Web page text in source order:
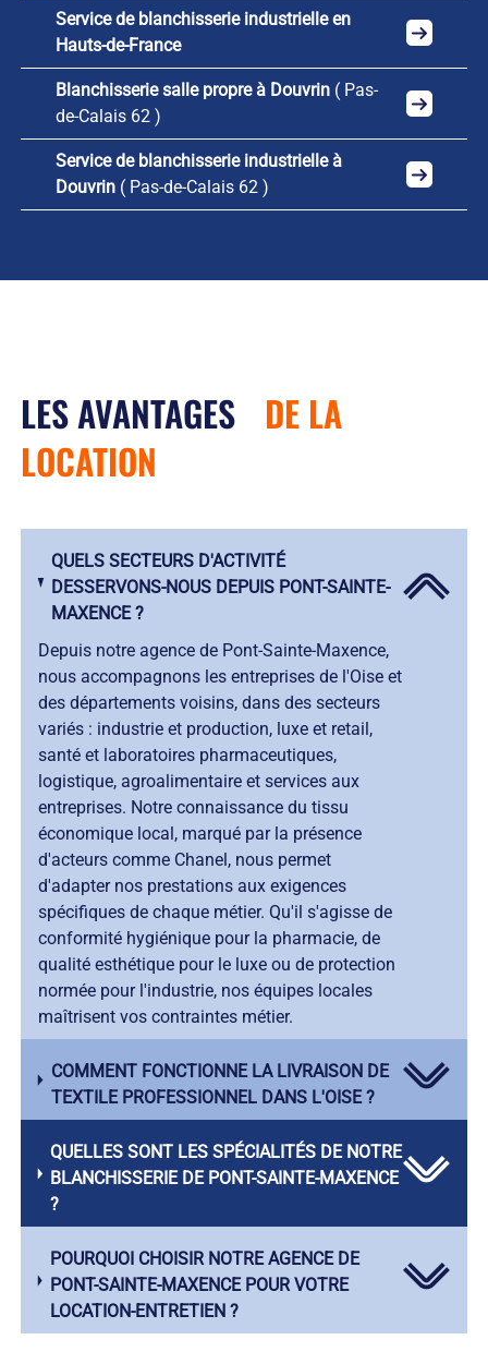
Service de blanchisserie industrielle en
Hauts-de-France
Blanchisserie salle propre à Douvrin( Pas-
de-Calais 62 )
Service de blanchisserie industrielle à
Douvrin( Pas-de-Calais 62 )
LES AVANTAGES DE LA
LOCATION
QUELS SECTEURS D'ACTIVITÉ
DESSERVONS-NOUS DEPUIS PONT-SAINTE-
MAXENCE ?
Depuis notre agence de Pont-Sainte-Maxence,
nous accompagnons les entreprises de l'Oise et
des départements voisins, dans des secteurs
variés : industrie et production, luxe et retail,
santé et laboratoires pharmaceutiques,
logistique, agroalimentaire et services aux
entreprises. Notre connaissance du tissu
économique local, marqué par la présence
d'acteurs comme Chanel, nous permet
d'adapter nos prestations aux exigences
spécifiques de chaque métier. Qu'il s'agisse de
conformité hygiénique pour la pharmacie, de
qualité esthétique pour le luxe ou de protection
normée pour l'industrie, nos équipes locales
maîtrisent vos contraintes métier.
COMMENT FONCTIONNE LA LIVRAISON DE
TEXTILE PROFESSIONNEL DANS L'OISE ?
QUELLES SONT LES SPÉCIALITÉS DE NOTRE
BLANCHISSERIE DE PONT-SAINTE-MAXENCE
?
POURQUOI CHOISIR NOTRE AGENCE DE
PONT-SAINTE-MAXENCE POUR VOTRE
LOCATION-ENTRETIEN ?